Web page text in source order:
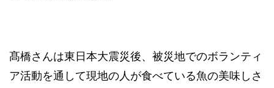
髙橋さんは東日本大震災後、被災地でのボランティ
ア活動を通して現地の人が食べている魚の美味しさ